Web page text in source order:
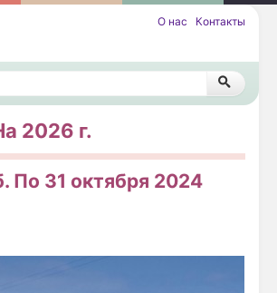
О нас Контакты
2026 г.
По 31 октября 2024